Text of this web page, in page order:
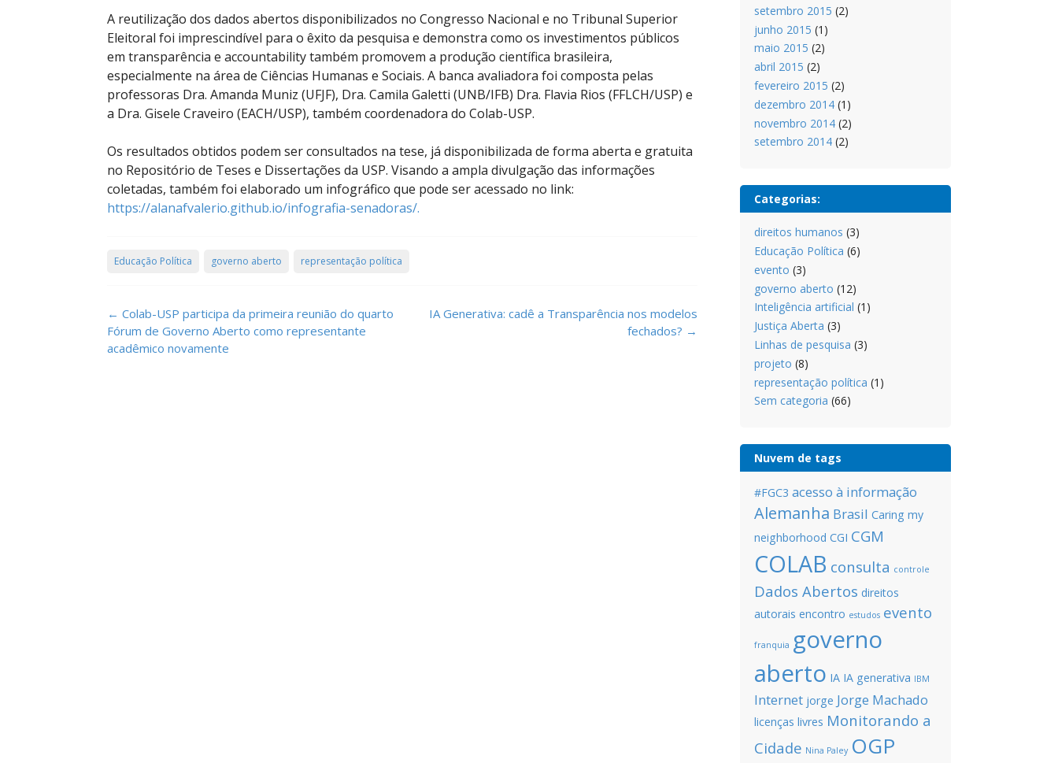
A reutilização dos dados abertos disponibilizados no Congresso Nacional e no Tribunal Superior
Eleitoral foi imprescindível para o êxito da pesquisa e demonstra como os investimentos públicos
em transparência e accountability também promovem a produção científica brasileira,
especialmente na área de Ciências Humanas e Sociais. A banca avaliadora foi composta pelas
professoras Dra. Amanda Muniz (UFJF), Dra. Camila Galetti (UNB/IFB) Dra. Flavia Rios (FFLCH/USP) e
a Dra. Gisele Craveiro (EACH/USP), também coordenadora do Colab-USP.
Os resultados obtidos podem ser consultados na tese, já disponibilizada de forma aberta e gratuita
no Repositório de Teses e Dissertações da USP. Visando a ampla divulgação das informações
coletadas, também foi elaborado um infográfico que pode ser acessado no link:
https://alanafvalerio.github.io/infografia-senadoras/.
Educação Política governo aberto representação política
Post
navigation
← Colab-USP participa da primeira reunião do quarto
Fórum de Governo Aberto como representante
acadêmico novamente
IA Generativa: cadê a Transparência nos modelos
fechados? →
setembro 2015 (2)
junho 2015 (1)
maio 2015 (2)
abril 2015 (2)
fevereiro 2015 (2)
dezembro 2014(1)
novembro 2014(2)
setembro 2014(2)
Categorias:
direitos humanos (3)
Educação Política (6)
evento (3)
governo aberto (12)
Inteligência artificial (1)
Justiça Aberta (3)
Linhas de pesquisa (3)
projeto (8)
representação política (1)
Sem categoria (66)
Nuvem de tags
#FGC3 acesso à informação
Alemanha Brasil Caring my
neighborhood CGI CGM
COLAB consulta controle
Dados Abertos direitos
autorais encontro estudos evento
franquia governo
aberto IA IA generativa IBM
Internet jorge Jorge Machado
licenças livres Monitorando a
Cidade Nina Paley OGP